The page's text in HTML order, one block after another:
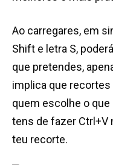
Ao carregares, em
Shift e letra S,
que pretendes,
implica que recortes
quem escolhe o
tens de fazer Ctrl+V
teu recorte.